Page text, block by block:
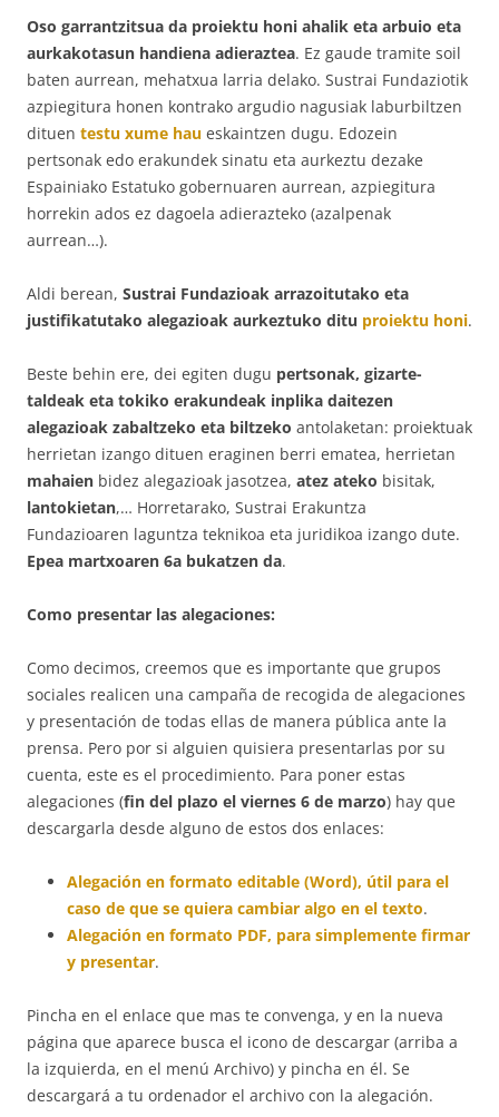
Oso garrantzitsua da proiektu honi ahalik eta arbuio eta
aurkakotasun handiena adieraztea. Ez gaude tramite soil
baten aurrean, mehatxua larria delako. Sustrai Fundaziotik
azpiegitura honen kontrako argudio nagusiak laburbiltzen
dituen testu xume hau eskaintzen dugu. Edozein
pertsonak edo erakundek sinatu eta aurkeztu dezake
Espainiako Estatuko gobernuaren aurrean, azpiegitura
horrekin ados ez dagoela adierazteko (azalpenak
aurrean…).
Aldi berean, Sustrai Fundazioak arrazoitutako eta
justifikatutako alegazioak aurkeztuko ditu proiektu honi.
Beste behin ere, dei egiten dugu pertsonak, gizarte-
taldeak eta tokiko erakundeak inplika daitezen
alegazioak zabaltzeko eta biltzeko antolaketan: proiektuak
herrietan izango dituen eraginen berri ematea, herrietan
mahaien bidez alegazioak jasotzea, atez ateko bisitak,
lantokietan,… Horretarako, Sustrai Erakuntza
Fundazioaren laguntza teknikoa eta juridikoa izango dute.
Epea martxoaren 6a bukatzen da.
Como presentar las alegaciones:
Como decimos, creemos que es importante que grupos
sociales realicen una campaña de recogida de alegaciones
y presentación de todas ellas de manera pública ante la
prensa. Pero por si alguien quisiera presentarlas por su
cuenta, este es el procedimiento. Para poner estas
alegaciones (fin del plazo el viernes 6 de marzo) hay que
descargarla desde alguno de estos dos enlaces:
Alegación en formato editable (Word), útil para el
caso de que se quiera cambiar algo en el texto.
Alegación en formato PDF, para simplemente firmar
y presentar.
Pincha en el enlace que mas te convenga, y en la nueva
página que aparece busca el icono de descargar (arriba a
la izquierda, en el menú Archivo) y pincha en él. Se
descargará a tu ordenador el archivo con la alegación.